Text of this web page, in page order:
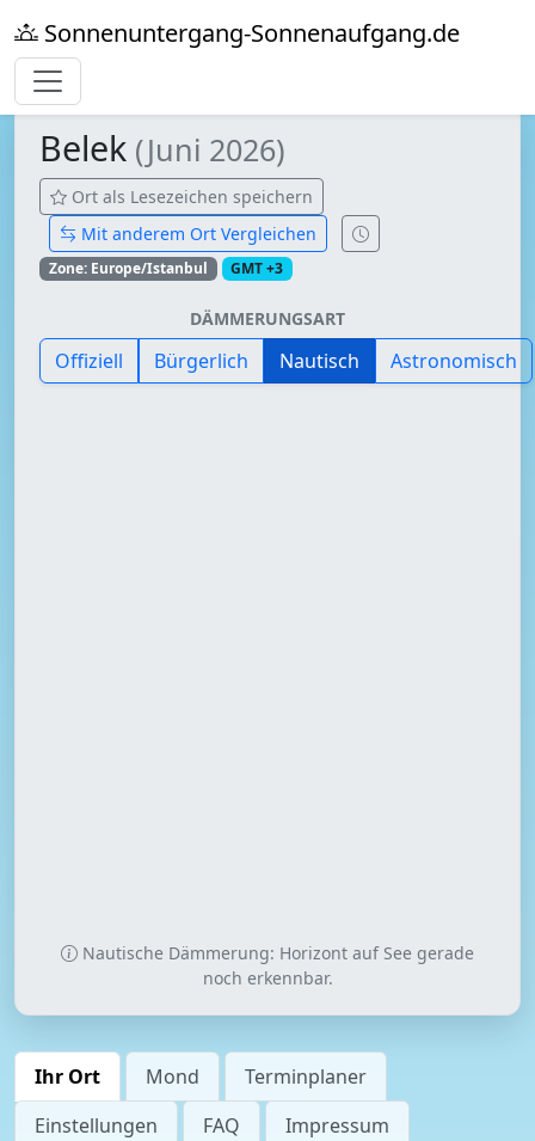
Sonnenuntergang-Sonnenaufgang.de
Belek (Juni 2026)
Ort als Lesezeichen speichern
Mit anderem Ort Vergleichen
Zone: Europe/Istanbul GMT +3
DÄMMERUNGSART
Offiziell Bürgerlich Nautisch Astronomisch
Nautische Dämmerung: Horizont auf See gerade
noch erkennbar.
Ihr Ort Mond
Terminplaner
Einstellungen
FAQ Impressum